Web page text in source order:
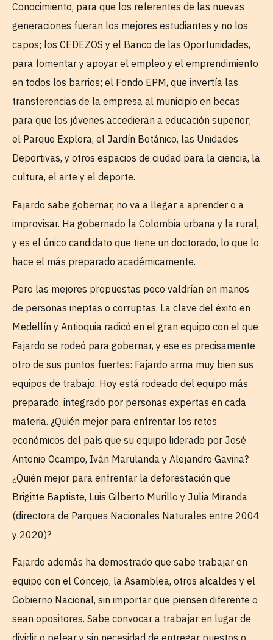
Conocimiento, para que los referentes de las nuevas
generaciones fueran los mejores estudiantes y no los
capos; los CEDEZOS y el Banco de las Oportunidades,
para fomentar y apoyar el empleo y el emprendimiento
en todos los barrios; el Fondo EPM, que invertía las
transferencias de la empresa al municipio en becas
para que los jóvenes accedieran a educación superior;
el Parque Explora, el Jardín Botánico, las Unidades
Deportivas, y otros espacios de ciudad para la ciencia, la
cultura, el arte y el deporte.
Fajardo sabe gobernar, no va a llegar a aprender o a
improvisar. Ha gobernado la Colombia urbana y la rural,
y es el único candidato que tiene un doctorado, lo que lo
hace el más preparado académicamente.
Pero las mejores propuestas poco valdrían en manos
de personas ineptas o corruptas. La clave del éxito en
Medellín y Antioquia radicó en el gran equipo con el que
Fajardo se rodeó para gobernar, y ese es precisamente
otro de sus puntos fuertes: Fajardo arma muy bien sus
equipos de trabajo. Hoy está rodeado del equipo más
preparado, integrado por personas expertas en cada
materia. ¿Quién mejor para enfrentar los retos
económicos del país que su equipo liderado por José
Antonio Ocampo, Iván Marulanda y Alejandro Gaviria?
¿Quién mejor para enfrentar la deforestación que
Brigitte Baptiste, Luis Gilberto Murillo y Julia Miranda
(directora de Parques Nacionales Naturales entre 2004
y 2020)?
Fajardo además ha demostrado que sabe trabajar en
equipo con el Concejo, la Asamblea, otros alcaldes y el
Gobierno Nacional, sin importar que piensen diferente o
sean opositores. Sabe convocar a trabajar en lugar de